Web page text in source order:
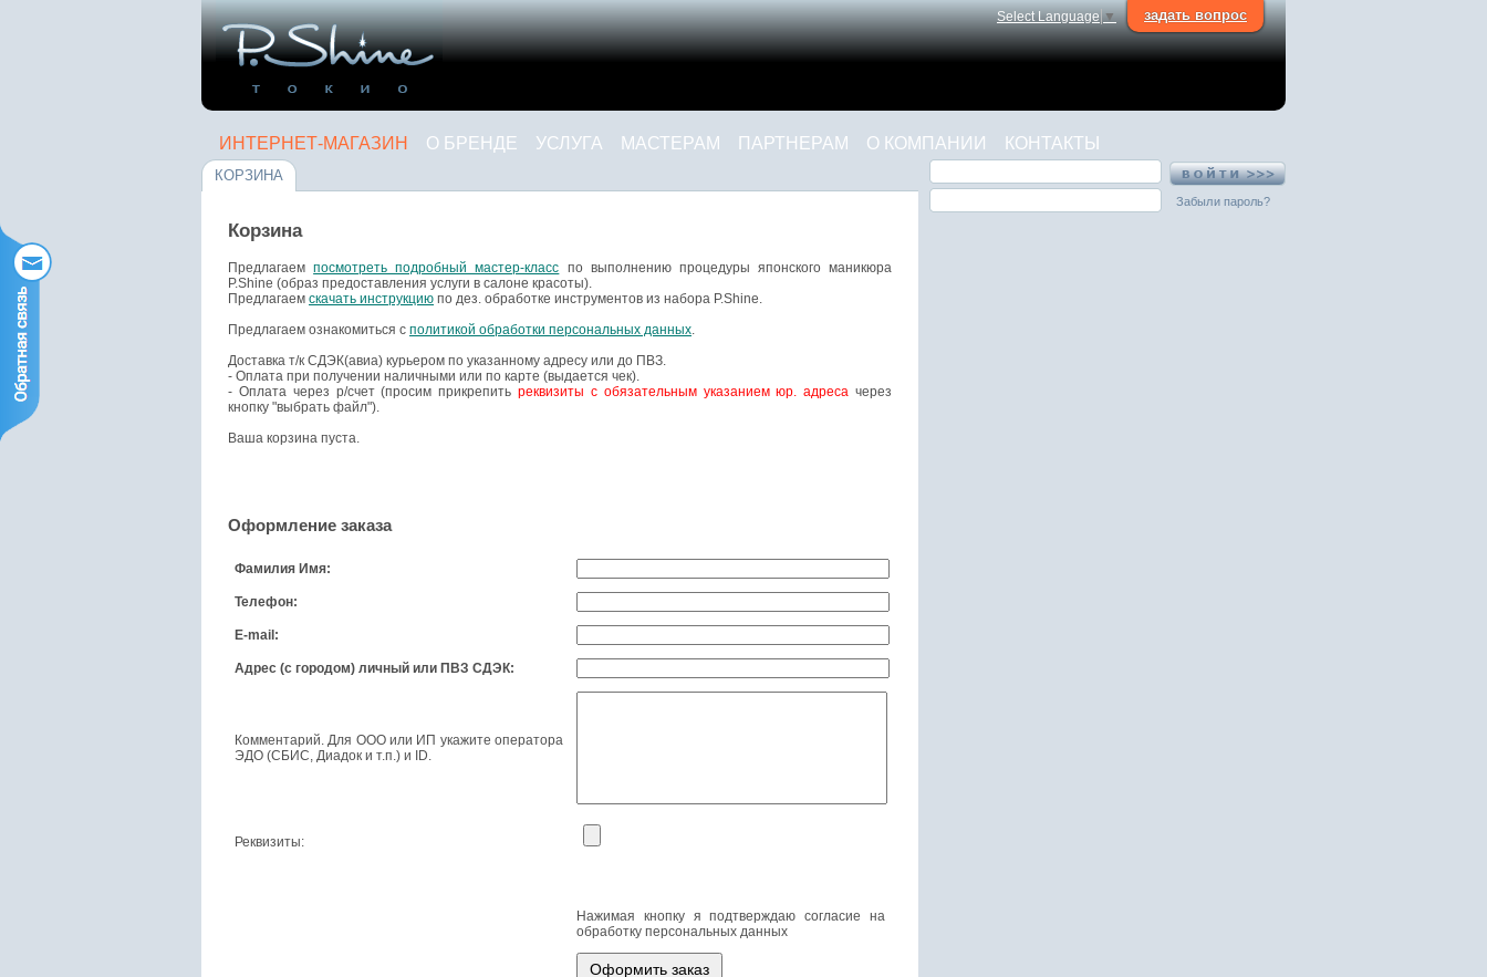
задать вопрос
Select Language ▼
ИНТЕРНЕТ-МАГАЗИН О БРЕНДЕ УСЛУГА МАСТЕРАМ ПАРТНЕРАМ О КОМПАНИИ КОНТАКТЫ
КОРЗИНА
Корзина
Предлагаемпосмотреть подробный мастер-класс по выполнению процедуры японского маникюра
P.Shine (образ предоставления услуги в салоне красоты).
Предлагаем скачать инструкцию по дез. обработке инструментов из набора P.Shine.
Предлагаем ознакомиться с политикой обработки персональных данных.
Доставка т/к СДЭК(авиа) курьером по указанному адресу или до ПВЗ.
- Оплата при получении наличными или по карте (выдается чек).
- Оплата через р/счет (просим прикрепить реквизиты с обязательным указанием юр. адреса через
кнопку "выбрать файл").
Ваша корзина пуста.
Оформление заказа
Фамилия Имя:
Телефон:
E-mail:
Адрес (с городом) личный или ПВЗ СДЭК:
Комментарий. Для ООО или ИП укажите оператора
ЭДО (СБИС, Диадок и т.п.) и ID.
Реквизиты:
Нажимая кнопку я подтверждаю согласие на
обработку персональных данных
Забыли пароль?